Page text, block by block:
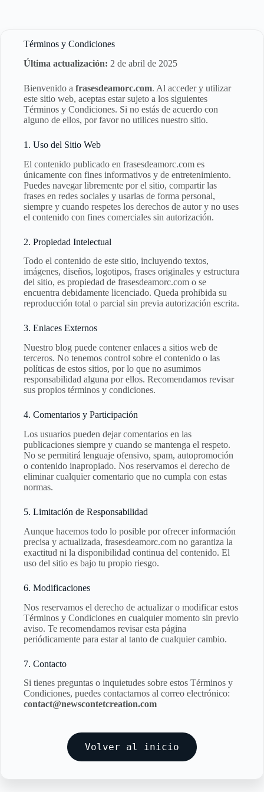
Términos y Condiciones
Última actualización: 2 de abril de 2025
Bienvenido afrasesdeamorc.com. Al acceder y utilizar
este sitio web, aceptas estar sujeto a los siguientes
Términos y Condiciones. Si no estás de acuerdo con
alguno de ellos, por favor no utilices nuestro sitio.
1. Uso del Sitio Web
El contenido publicado en frasesdeamorc.com es
únicamente con fines informativos y de entretenimiento.
Puedes navegar libremente por el sitio, compartir las
frases en redes sociales y usarlas de forma personal,
siempre y cuando respetes los derechos de autor y no uses
el contenido con fines comerciales sin autorización.
2. Propiedad Intelectual
Todo el contenido de este sitio, incluyendo textos,
imágenes, diseños, logotipos, frases originales y estructura
del sitio, es propiedad de frasesdeamorc.com o se
encuentra debidamente licenciado. Queda prohibida su
reproducción total o parcial sin previa autorización escrita.
3. Enlaces Externos
Nuestro blog puede contener enlaces a sitios web de
terceros. No tenemos control sobre el contenido o las
políticas de estos sitios, por lo que no asumimos
responsabilidad alguna por ellos. Recomendamos revisar
sus propios términos y condiciones.
4. Comentarios y Participación
Los usuarios pueden dejar comentarios en las
publicaciones siempre y cuando se mantenga el respeto.
No se permitirá lenguaje ofensivo, spam, autopromoción
o contenido inapropiado. Nos reservamos el derecho de
eliminar cualquier comentario que no cumpla con estas
normas.
5. Limitación de Responsabilidad
Aunque hacemos todo lo posible por ofrecer información
precisa y actualizada, frasesdeamorc.com no garantiza la
exactitud ni la disponibilidad continua del contenido. El
uso del sitio es bajo tu propio riesgo.
6. Modificaciones
Nos reservamos el derecho de actualizar o modificar estos
Términos y Condiciones en cualquier momento sin previo
aviso. Te recomendamos revisar esta página
periódicamente para estar al tanto de cualquier cambio.
7. Contacto
Si tienes preguntas o inquietudes sobre estos Términos y
Condiciones, puedes contactarnos al correo electrónico:
contact@newscontetcreation.com
Volver al inicio